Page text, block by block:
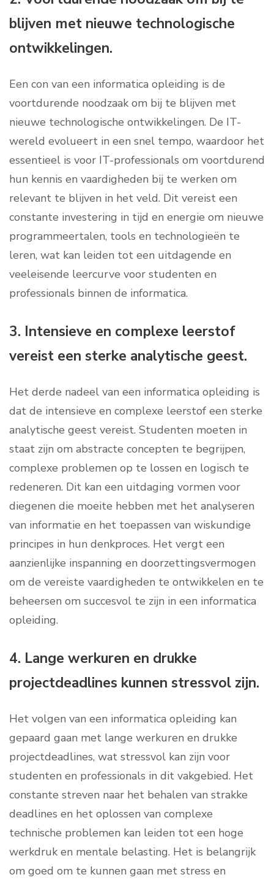
blijven met nieuwe technologische
ontwikkelingen.
Een con van een informatica opleiding is de
voortdurende noodzaak om bij te blijven met
nieuwe technologische ontwikkelingen. De IT-
wereld evolueert in een snel tempo, waardoor het
essentieel is voor IT-professionals om voortdurend
hun kennis en vaardigheden bij te werken om
relevant te blijven in het veld. Dit vereist een
constante investering in tijd en energie om nieuwe
programmeertalen, tools en technologieën te
leren, wat kan leiden tot een uitdagende en
veeleisende leercurve voor studenten en
professionals binnen de informatica.
3. Intensieve en complexe leerstof
vereist een sterke analytische geest.
Het derde nadeel van een informatica opleiding is
dat de intensieve en complexe leerstof een sterke
analytische geest vereist. Studenten moeten in
staat zijn om abstracte concepten te begrijpen,
complexe problemen op te lossen en logisch te
redeneren. Dit kan een uitdaging vormen voor
diegenen die moeite hebben met het analyseren
van informatie en het toepassen van wiskundige
principes in hun denkproces. Het vergt een
aanzienlijke inspanning en doorzettingsvermogen
om de vereiste vaardigheden te ontwikkelen en te
beheersen om succesvol te zijn in een informatica
opleiding.
4. Lange werkuren en drukke
projectdeadlines kunnen stressvol zijn.
Het volgen van een informatica opleiding kan
gepaard gaan met lange werkuren en drukke
projectdeadlines, wat stressvol kan zijn voor
studenten en professionals in dit vakgebied. Het
constante streven naar het behalen van strakke
deadlines en het oplossen van complexe
technische problemen kan leiden tot een hoge
werkdruk en mentale belasting. Het is belangrijk
om goed om te kunnen gaan met stress en